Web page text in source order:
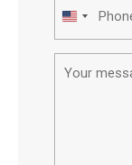
United
States
+1
Your